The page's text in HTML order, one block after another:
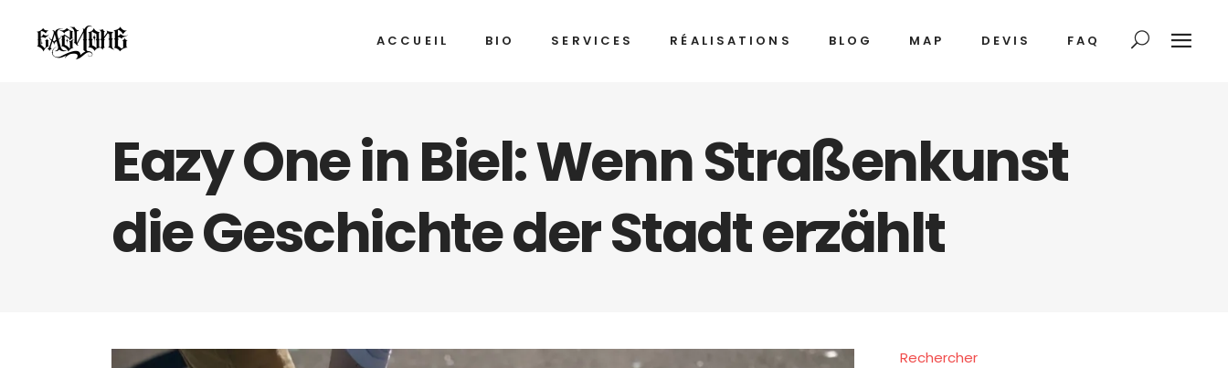
ACCUEIL BIO SERVICES RÉALISATIONS BLOG MAP DEVIS FAQ
Eazy One in Biel: Wenn Straßenkunst
die Geschichte der Stadt erzählt
Rechercher